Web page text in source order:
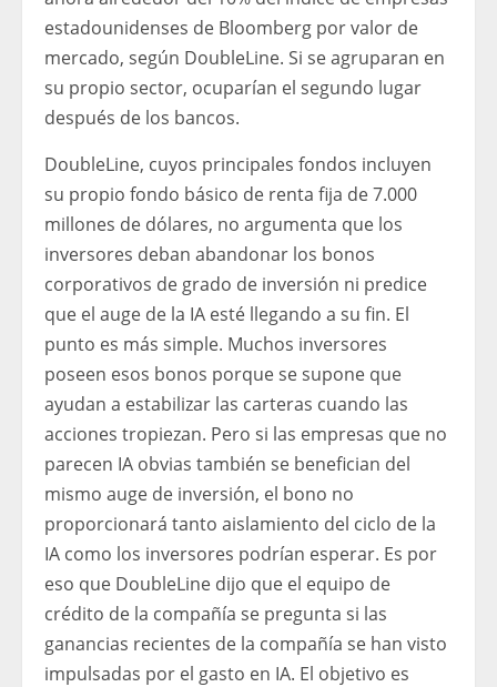
estadounidenses de Bloomberg por valor de
mercado, según DoubleLine. Si se agruparan en
su propio sector, ocuparían el segundo lugar
después de los bancos.
DoubleLine, cuyos principales fondos incluyen
su propio fondo básico de renta fija de 7.000
millones de dólares, no argumenta que los
inversores deban abandonar los bonos
corporativos de grado de inversión ni predice
que el auge de la IA esté llegando a su fin. El
punto es más simple. Muchos inversores
poseen esos bonos porque se supone que
ayudan a estabilizar las carteras cuando las
acciones tropiezan. Pero si las empresas que no
parecen IA obvias también se benefician del
mismo auge de inversión, el bono no
proporcionará tanto aislamiento del ciclo de la
IA como los inversores podrían esperar. Es por
eso que DoubleLine dijo que el equipo de
crédito de la compañía se pregunta si las
ganancias recientes de la compañía se han visto
impulsadas por el gasto en IA. El objetivo es